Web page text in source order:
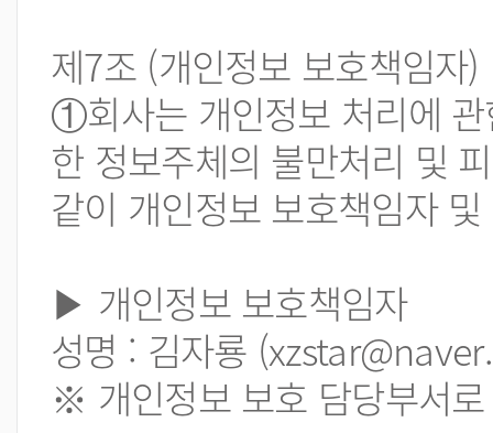
제7조 (개인정보 보호책임자)
①회사는 개인정보 처리에
한 정보주체의 불만처리 및
같이 개인정보 보호책임자
▶ 개인정보 보호책임자
성명 : 김자룡
※ 개인정보 보호 담당부서